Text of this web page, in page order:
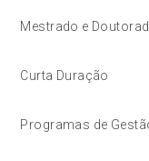
Mestrado e
Curta Duração
Programas de